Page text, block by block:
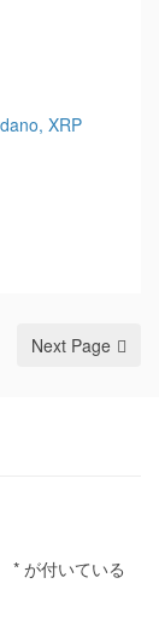
XRP
Next Page
* が付いている